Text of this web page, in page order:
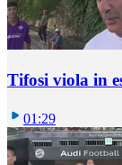
Tifosi viola in
01:29